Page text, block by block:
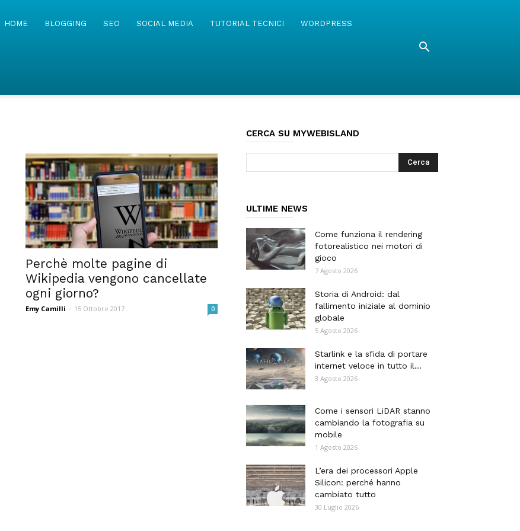
MyWebIsland
HOME BLOGGING SEO SOCIAL MEDIA TUTORIAL TECNICI WORDPRESS
Perchè molte pagine di
Wikipedia vengono cancellate
ogni giorno?
Emy Camilli - 15 Ottobre 2017 0
CERCA SU MYWEBISLAND
ULTIME NEWS
Come funziona il rendering
fotorealistico nei motori di
gioco
7 Agosto 2026
Storia di Android: dal
fallimento iniziale al dominio
globale
5 Agosto 2026
Starlink e la sfida di portare
internet veloce in tutto il...
3 Agosto 2026
Come i sensori LiDAR stanno
cambiando la fotografia su
mobile
1 Agosto 2026
L’era dei processori Apple
Silicon: perché hanno
cambiato tutto
30 Luglio 2026